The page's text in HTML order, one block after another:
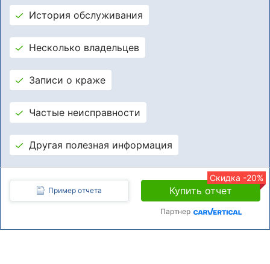
История обслуживания
Несколько владельцев
Записи о краже
Частые неисправности
Другая полезная информация
Пример отчета
Скидка -20%
Купить отчет
Партнер